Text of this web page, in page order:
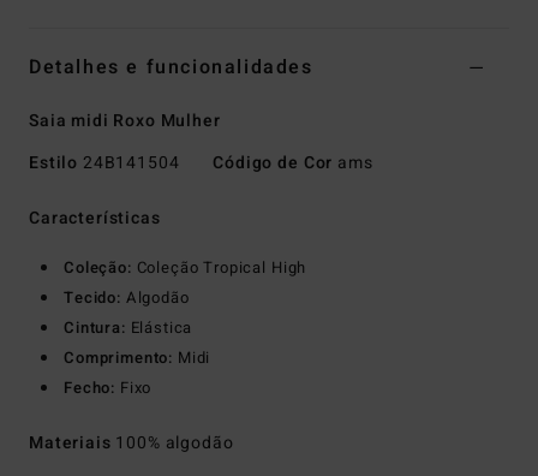
Detalhes e funcionalidades
Saia midi Roxo Mulher
Estilo 24B141504 Código de Cor ams
Características
Coleção: Coleção Tropical High
Tecido: Algodão
Cintura: Elástica
Comprimento: Midi
Fecho: Fixo
Materiais 100% algodão